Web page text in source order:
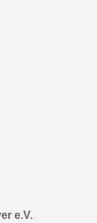
e.V.